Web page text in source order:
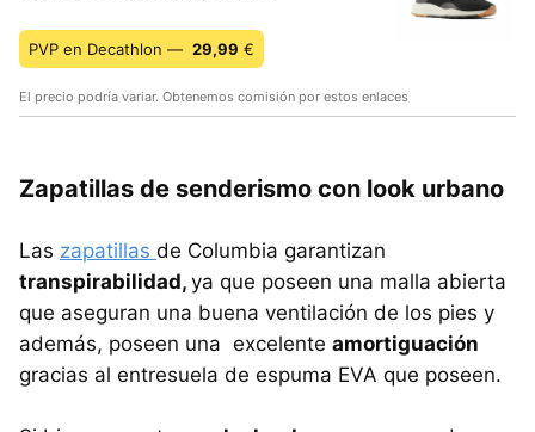
PVP en Decathlon — 29,99 €
El precio podría variar. Obtenemos comisión por estos enlaces
Zapatillas de senderismo con look urbano
Las zapatillas de Columbia garantizan
transpirabilidad, ya que poseen una malla abierta
que aseguran una buena ventilación de los pies y
además, poseen una excelente amortiguación
gracias al entresuela de espuma EVA que poseen.